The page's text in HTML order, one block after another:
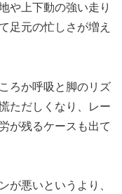
や上下動の強い走り
足元の忙しさが増え
ろか呼吸と脚のリズ
ただしくなり、レー
が残るケースも出て
が悪いというより、